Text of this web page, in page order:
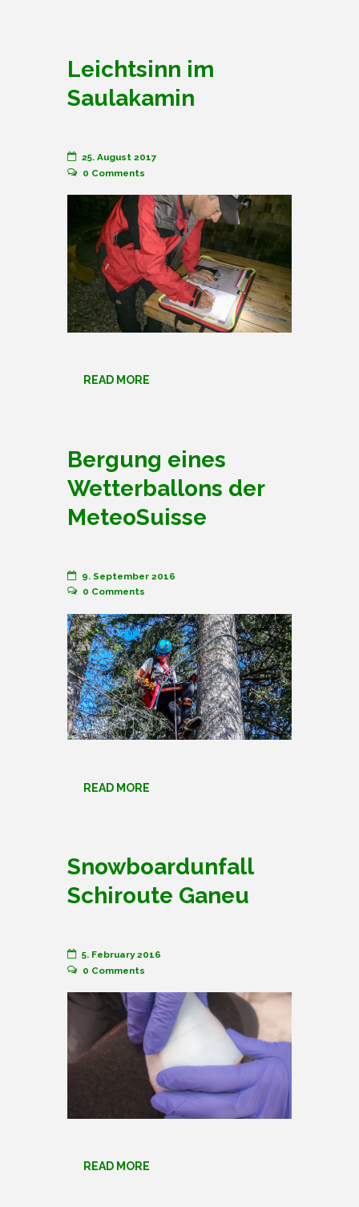
Leichtsinn im
Saulakamin
25. August 2017
0 Comments
READ MORE
Bergung eines
Wetterballons der
MeteoSuisse
9. September 2016
0 Comments
READ MORE
Snowboardunfall
Schiroute Ganeu
5. February 2016
0 Comments
READ MORE